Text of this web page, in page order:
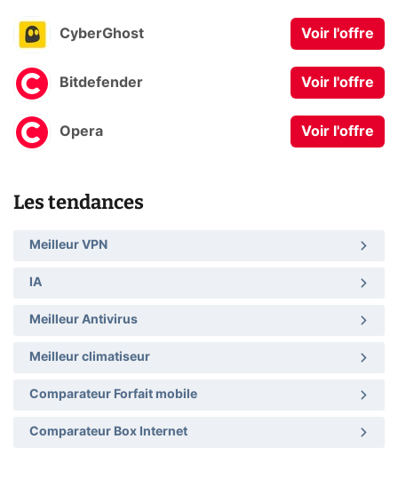
CyberGhost Voir l'offre
Bitdefender Voir l'offre
Opera Voir l'offre
Les tendances
Meilleur VPN
IA
Meilleur Antivirus
Meilleur climatiseur
Comparateur Forfait mobile
Comparateur Box Internet